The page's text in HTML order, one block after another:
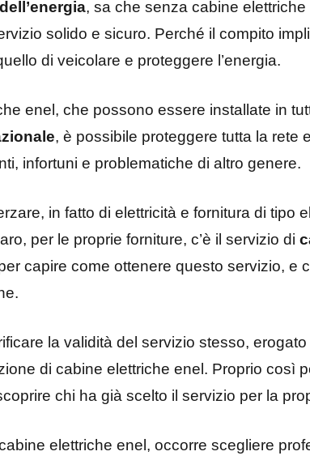
, sa che senza cabine
solido e sicuro. Perché il compito
di veicolare e proteggere l’energia.
enel, che possono essere installate in
, è possibile proteggere tutta la rete
infortuni e problematiche di altro genere.
in fatto di elettricità e fornitura di tipo
per le proprie forniture, c’è il servizio di
capire come ottenere questo servizio, e
la validità del servizio stesso,
di cabine elettriche enel. Proprio così
chi ha già scelto il servizio per la
elettriche enel, occorre scegliere